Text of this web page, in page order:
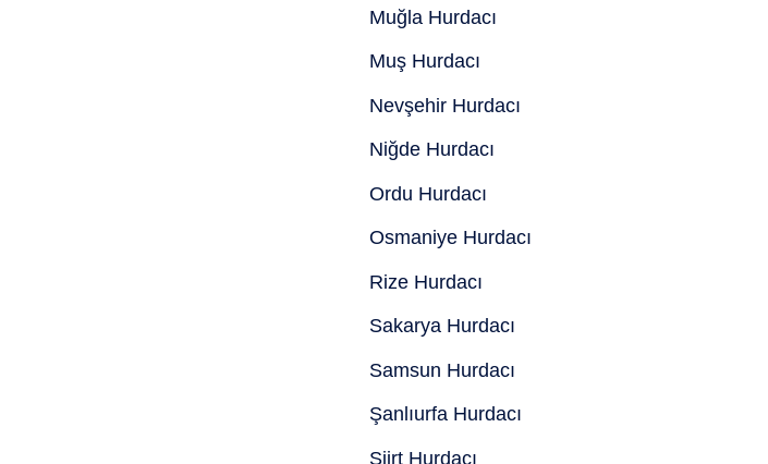
Muğla Hurdacı
Muş Hurdacı
Nevşehir Hurdacı
Niğde Hurdacı
Ordu Hurdacı
Osmaniye Hurdacı
Rize Hurdacı
Sakarya Hurdacı
Samsun Hurdacı
Şanlıurfa Hurdacı
Siirt Hurdacı